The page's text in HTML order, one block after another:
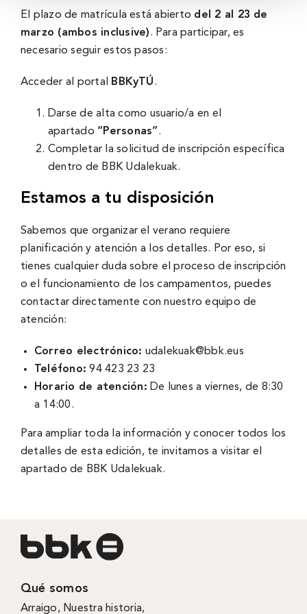
El plazo de matrícula está abierto del 2 al 23 de
marzo (ambos inclusive). Para participar, es
necesario seguir estos pasos:
Acceder al portal BBKyTÚ.
Darse de alta como usuario/a en el
apartado “Personas”.
Completar la solicitud de inscripción específica
dentro de BBK Udalekuak.
Estamos a tu disposición
Sabemos que organizar el verano requiere
planificación y atención a los detalles. Por eso, si
tienes cualquier duda sobre el proceso de inscripción
o el funcionamiento de los campamentos, puedes
contactar directamente con nuestro equipo de
atención:
Correo electrónico: udalekuak@bbk.eus
Teléfono: 94 423 23 23
Horario de atención: De lunes a viernes, de 8:30
a 14:00.
Para ampliar toda la información y conocer todos los
detalles de esta edición, te invitamos a visitar el
apartado de BBK Udalekuak.
Qué somos
Arraigo, Nuestra historia,